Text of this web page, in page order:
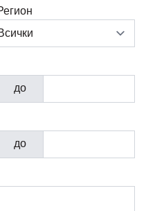
до
до